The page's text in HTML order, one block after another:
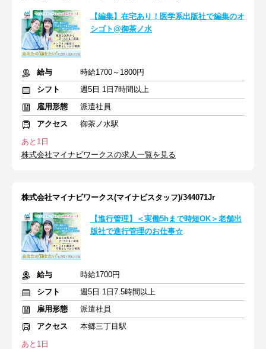
【編集】在宅あり！医学系出版社で編集のオ
シゴト@御茶ノ水
給与
時給1700～1800円
シフト
週5日 1日7時間以上
雇用形態
派遣社員
アクセス
御茶ノ水駅
あと1日
株式会社マイナビワークスの求人一覧を見る
株式会社マイナビワークス(マイナビスタッフ)/344071Jr
【進行管理】＜実働5hまで時短OK＞老舗出
版社で進行管理のお仕事☆
給与
時給1700円
シフト
週5日 1日7.5時間以上
雇用形態
派遣社員
アクセス
本郷三丁目駅
あと1日